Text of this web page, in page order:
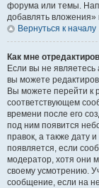
форума или темы.
добавлять вложения»
Вернуться к началу
Как мне
Если вы не
вы можете
Вы можете перейти к
соответствующем
времени после его
под ним появится
правок, а также дату
появляется, если
модератор, хотя они
своему усмотрению.
сообщение, если на